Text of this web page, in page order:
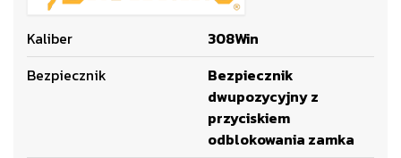
Kaliber
308Win
Bezpiecznik
Bezpiecznik
dwupozycyjny z
przyciskiem
odblokowania zamka